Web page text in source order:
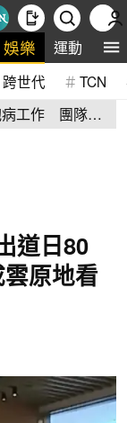
娛樂 運動 全
跨世代 TCN
病工作 團隊宣
道日80
原地看